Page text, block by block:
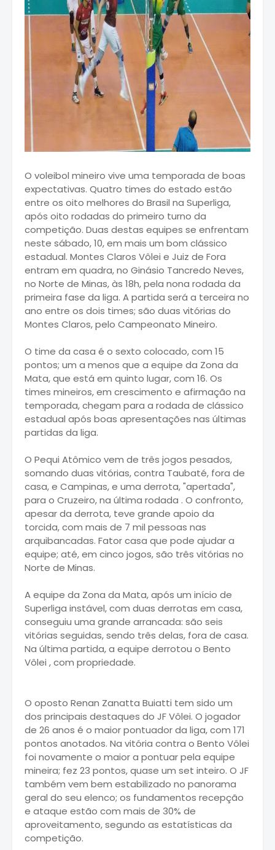
O voleibol mineiro vive uma temporada de boas
expectativas. Quatro times do estado estão
entre os oito melhores do Brasil na Superliga,
após oito rodadas do primeiro turno da
competição. Duas destas equipes se enfrentam
neste sábado, 10, em mais um bom clássico
estadual. Montes Claros Vôlei e Juiz de Fora
entram em quadra, no Ginásio Tancredo Neves,
no Norte de Minas, às 18h, pela nona rodada da
primeira fase da liga. A partida será a terceira no
ano entre os dois times; são duas vitórias do
Montes Claros, pelo Campeonato Mineiro.
O time da casa é o sexto colocado, com 15
pontos; um a menos que a equipe da Zona da
Mata, que está em quinto lugar, com 16. Os
times mineiros, em crescimento e afirmação na
temporada, chegam para a rodada de clássico
estadual após boas apresentações nas últimas
partidas da liga.
O Pequi Atômico vem de três jogos pesados,
somando duas vitórias, contra Taubaté, fora de
casa, e Campinas, e uma derrota, "apertada",
para o Cruzeiro, na última rodada . O confronto,
apesar da derrota, teve grande apoio da
torcida, com mais de 7 mil pessoas nas
arquibancadas. Fator casa que pode ajudar a
equipe; até, em cinco jogos, são três vitórias no
Norte de Minas.
A equipe da Zona da Mata, após um início de
Superliga instável, com duas derrotas em casa,
conseguiu uma grande arrancada: são seis
vitórias seguidas, sendo três delas, fora de casa.
Na última partida, a equipe derrotou o Bento
Vôlei , com propriedade.
O oposto Renan Zanatta Buiatti tem sido um
dos principais destaques do JF Vôlei. O jogador
de 26 anos é o maior pontuador da liga, com 171
pontos anotados. Na vitória contra o Bento Vôlei
foi novamente o maior a pontuar pela equipe
mineira; fez 23 pontos, quase um set inteiro. O JF
também vem bem estabilizado no panorama
geral do seu elenco; os fundamentos recepção
e ataque estão com mais de 30% de
aproveitamento, segundo as estatísticas da
competição.